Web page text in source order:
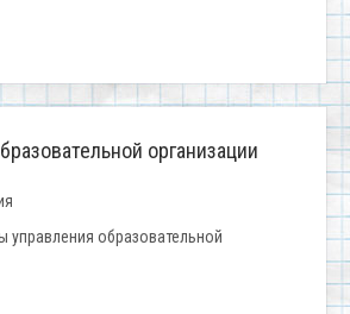
организации
управления образовательной